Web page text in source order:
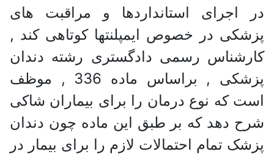
در اجرای استانداردها و مراقبت های
پزشکی در خصوص ایمپلنتها کوتاهی کند ,
کارشناس رسمی دادگستری رشته دندان
پزشکی , براساس ماده 336 , موظف
است که نوع درمان را برای بیماران شاکی
شرح دهد که بر طبق این ماده چون دندان
پزشک تمام احتمالات لازم را برای بیمار در